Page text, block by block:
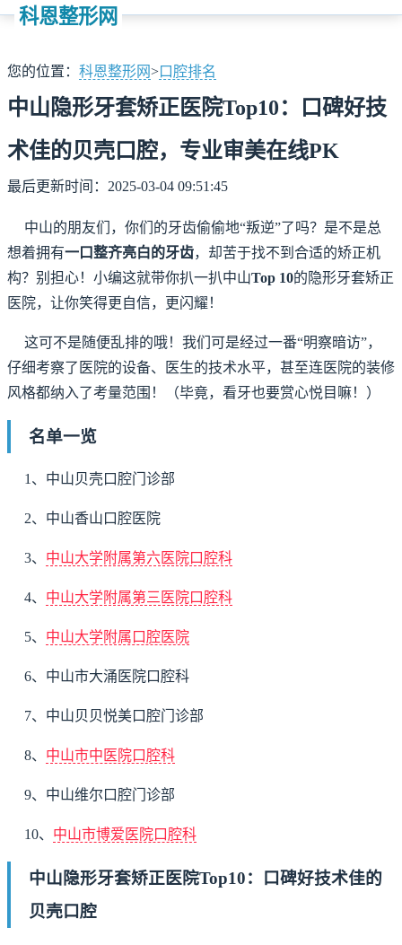
科恩整形网
您的位置： 科恩整形网>口腔排名
中山隐形牙套矫正医院Top10：口碑好技
术佳的贝壳口腔，专业审美在线PK
最后更新时间：2025-03-04 09:51:45
中山的朋友们，你们的牙齿偷偷地“叛逆”了吗？是不是总
想着拥有一口整齐亮白的牙齿，却苦于找不到合适的矫正机
构？别担心！小编这就带你扒一扒中山Top 10的隐形牙套矫正
医院，让你笑得更自信，更闪耀！
这可不是随便乱排的哦！我们可是经过一番“明察暗访”，
仔细考察了医院的设备、医生的技术水平，甚至连医院的装修
风格都纳入了考量范围！（毕竟，看牙也要赏心悦目嘛！）
名单一览
1、中山贝壳口腔门诊部
2、中山香山口腔医院
3、 中山大学附属第六医院口腔科
4、 中山大学附属第三医院口腔科
5、 中山大学附属口腔医院
6、中山市大涌医院口腔科
7、中山贝贝悦美口腔门诊部
8、 中山市中医院口腔科
9、中山维尔口腔门诊部
10、 中山市博爱医院口腔科
中山隐形牙套矫正医院Top10：口碑好技术佳的
贝壳口腔